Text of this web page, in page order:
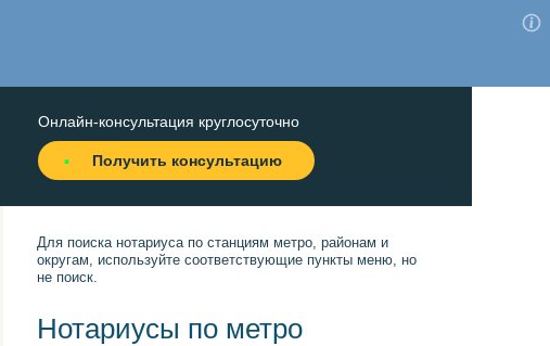
Онлайн-консультация круглосуточно
Получить консультацию
Для поиска нотариуса по станциям метро, районам и
округам, используйте соответствующие пункты меню, но
не поиск.
Нотариусы по метро